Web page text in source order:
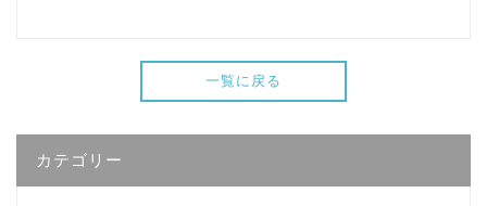
一覧に戻る
カテゴリー